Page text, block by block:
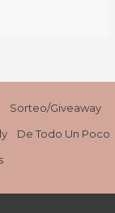
Sorteo/Giveaway
De Todo Un Poco